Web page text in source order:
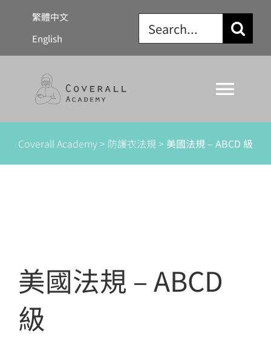
content
繁體中文
English
Search
for:
聯絡我們
Coverall Academy> 防護衣法規> 美國法規 – ABCD 級
美國法規 – ABCD
級